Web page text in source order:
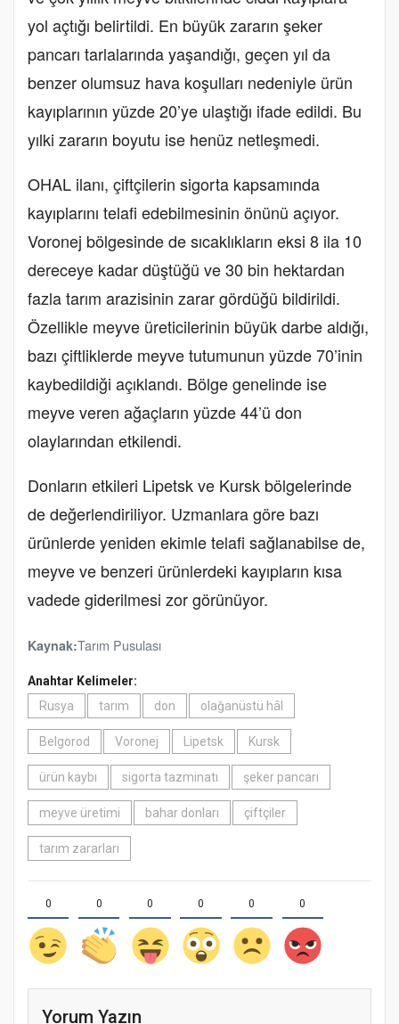
yol açtığı belirtildi. En büyük zararın şeker
pancarı tarlalarında yaşandığı, geçen yıl da
benzer olumsuz hava koşulları nedeniyle ürün
kayıplarının yüzde 20’ye ulaştığı ifade edildi. Bu
yılki zararın boyutu ise henüz netleşmedi.
OHAL ilanı, çiftçilerin sigorta kapsamında
kayıplarını telafi edebilmesinin önünü açıyor.
Voronej bölgesinde de sıcaklıkların eksi 8 ila 10
dereceye kadar düştüğü ve 30 bin hektardan
fazla tarım arazisinin zarar gördüğü bildirildi.
Özellikle meyve üreticilerinin büyük darbe aldığı,
bazı çiftliklerde meyve tutumunun yüzde 70’inin
kaybedildiği açıklandı. Bölge genelinde ise
meyve veren ağaçların yüzde 44’ü don
olaylarından etkilendi.
Donların etkileri Lipetsk ve Kursk bölgelerinde
de değerlendiriliyor. Uzmanlara göre bazı
ürünlerde yeniden ekimle telafi sağlanabilse de,
meyve ve benzeri ürünlerdeki kayıpların kısa
vadede giderilmesi zor görünüyor.
Kaynak:Tarım Pusulası
Anahtar Kelimeler:
Rusya
tarım don olağanüstü hâl
Belgorod Voronej Lipetsk Kursk
ürün kaybı sigorta tazminatı şeker pancarı
meyve üretimi bahar donları çiftçiler
tarım zararları
0 0 0 0 0 0
Yorum Yazın